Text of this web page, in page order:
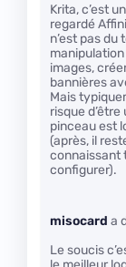
Krita, c’est
regardé
n’est pas du
images,
bannières
Mais
risque
pinceau est
(après, il
connaissant
configurer).
misocard a
Le soucis